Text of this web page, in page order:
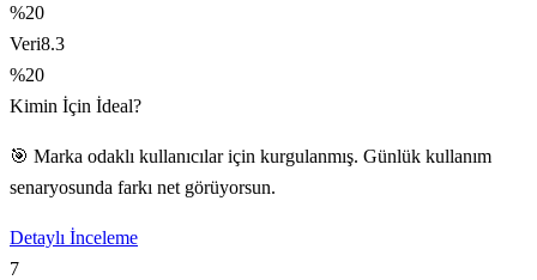
%20
Veri8.3
%20
Kimin İçin İdeal?
🎯 Marka odaklı kullanıcılar için kurgulanmış. Günlük kullanım
senaryosunda farkı net görüyorsun.
Detaylı İnceleme
7